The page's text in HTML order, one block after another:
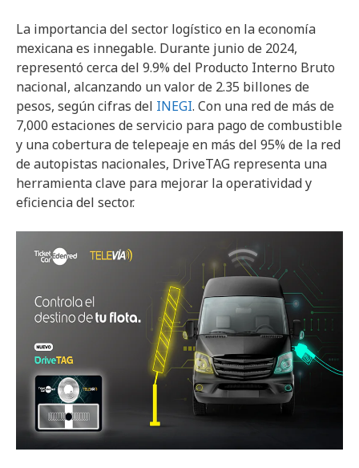
La importancia del sector logístico en la economía
mexicana es innegable. Durante junio de 2024,
representó cerca del 9.9% del Producto Interno Bruto
nacional, alcanzando un valor de 2.35 billones de
pesos, según cifras del INEGI. Con una red de más de
7,000 estaciones de servicio para pago de combustible
y una cobertura de telepeaje en más del 95% de la red
de autopistas nacionales, DriveTAG representa una
herramienta clave para mejorar la operatividad y
eficiencia del sector.